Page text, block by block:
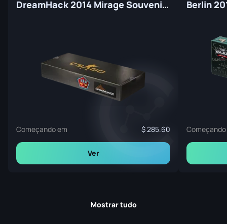
DreamHack 2014 Mirage Souvenir Package
Começando em 285.60
Ver
Mostrar tudo